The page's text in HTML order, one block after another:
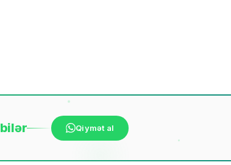
bilər Qiymət al